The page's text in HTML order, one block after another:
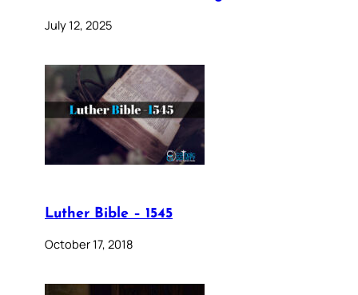
July 12, 2025
Luther Bible – 1545
October 17, 2018